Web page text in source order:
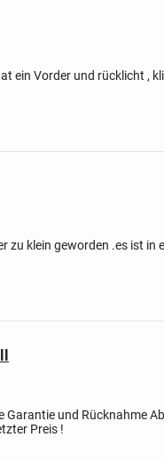
ein Vorder und rücklicht ,
zu klein geworden .es ist in
Garantie und Rücknahme
Preis !